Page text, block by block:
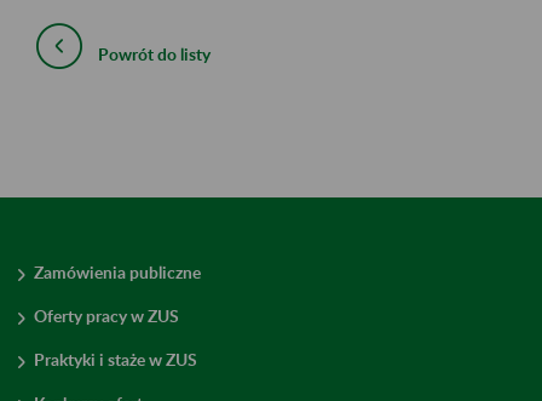
Powrót do listy
Zamówienia publiczne
Oferty pracy w ZUS
Praktyki i staże w ZUS